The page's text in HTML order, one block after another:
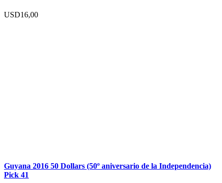
USD16,00
Guyana 2016 50 Dollars (50º aniversario de la Independencia)
Pick 41